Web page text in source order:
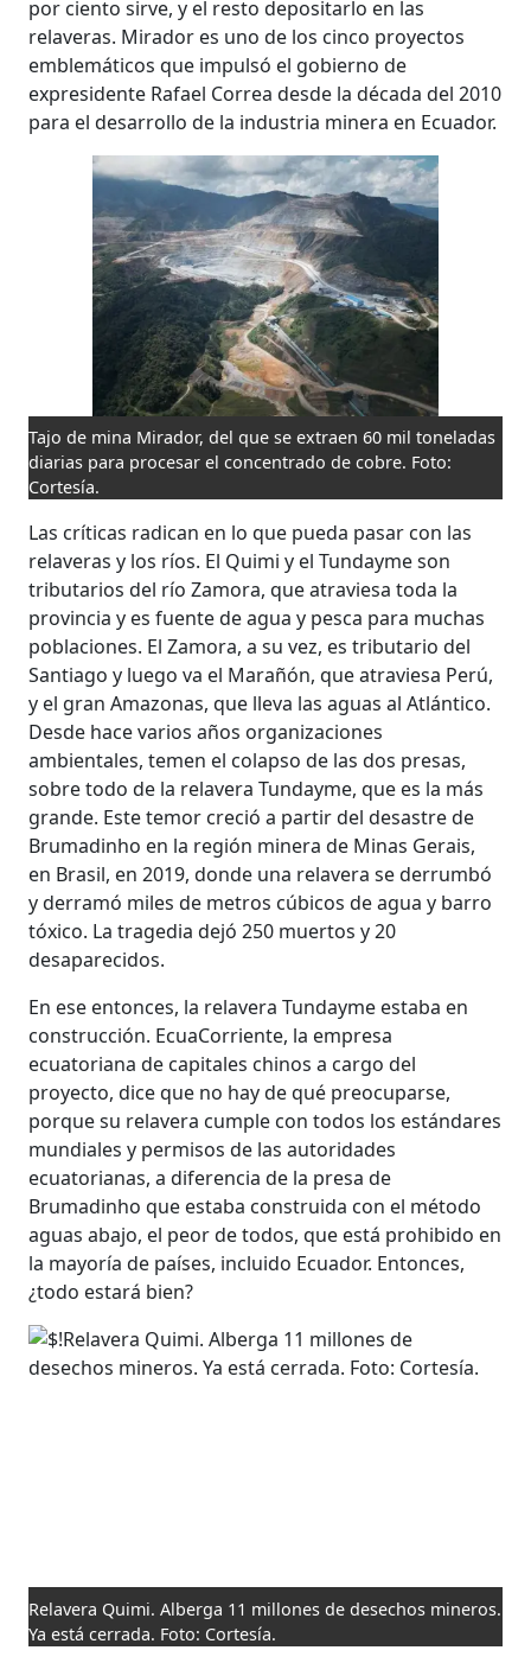
por ciento sirve, y el resto depositarlo en las
relaveras. Mirador es uno de los cinco proyectos
emblemáticos que impulsó el gobierno de
expresidente Rafael Correa desde la década del 2010
para el desarrollo de la industria minera en Ecuador.
Tajo de mina Mirador, del que se extraen 60 mil toneladas
diarias para procesar el concentrado de cobre. Foto:
Cortesía.
Las críticas radican en lo que pueda pasar con las
relaveras y los ríos. El Quimi y el Tundayme son
tributarios del río Zamora, que atraviesa toda la
provincia y es fuente de agua y pesca para muchas
poblaciones. El Zamora, a su vez, es tributario del
Santiago y luego va el Marañón, que atraviesa Perú,
y el gran Amazonas, que lleva las aguas al Atlántico.
Desde hace varios años organizaciones
ambientales, temen el colapso de las dos presas,
sobre todo de la relavera Tundayme, que es la más
grande. Este temor creció a partir del desastre de
Brumadinho en la región minera de Minas Gerais,
en Brasil, en 2019, donde una relavera se derrumbó
y derramó miles de metros cúbicos de agua y barro
tóxico. La tragedia dejó 250 muertos y 20
desaparecidos.
En ese entonces, la relavera Tundayme estaba en
construcción. EcuaCorriente, la empresa
ecuatoriana de capitales chinos a cargo del
proyecto, dice que no hay de qué preocuparse,
porque su relavera cumple con todos los estándares
mundiales y permisos de las autoridades
ecuatorianas, a diferencia de la presa de
Brumadinho que estaba construida con el método
aguas abajo, el peor de todos, que está prohibido en
la mayoría de países, incluido Ecuador. Entonces,
¿todo estará bien?
Relavera Quimi. Alberga 11 millones de desechos mineros.
Ya está cerrada. Foto: Cortesía.